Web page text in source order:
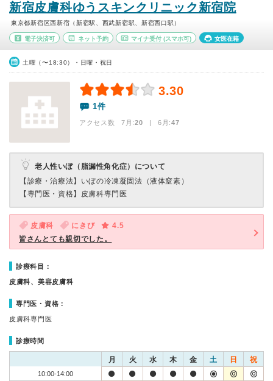
新宿皮膚科ゆうスキンクリニック新宿院
東京都新宿区西新宿（新宿駅、西武新宿駅、新宿西口駅）
電子決済可 ネット予約 マイナ受付 (スマホ可) 女医在籍
土曜（〜18:30）・日曜・祝日
3.30
1件
アクセス数 7月:20 | 6月:47
老人性いぼ（脂漏性角化症）について
【診療・治療法】 いぼの冷凍凝固法（液体窒素）
【専門医・資格】 皮膚科専門医
皮膚科 にきび
4.5
皆さんとても親切でした。
診療科目：
皮膚科、美容皮膚科
専門医・資格：
皮膚科専門医
診療時間
月 火 水 木 金 土 日 祝
10:00-14:00